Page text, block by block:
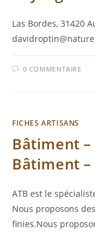
Las Bordes, 31420
0 COMMENTAIRE
FICHES ARTISANS
Bâtiment
Bâtiment –
ATB est le
Nous proposons
finies.Nous